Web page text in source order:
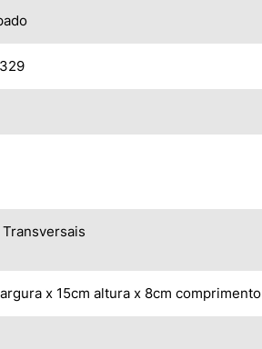
x 15cm altura x 8cm comprimento